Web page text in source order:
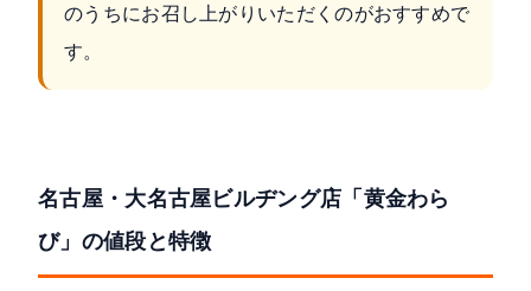
のうちにお召し上がりいただくのがおすすめで
す。
名古屋・大名古屋ビルヂング店「黄金わら
び」の値段と特徴